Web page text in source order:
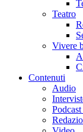
Teatro
Vivere
Contenuti
Audio